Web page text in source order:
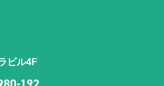
ビル4F